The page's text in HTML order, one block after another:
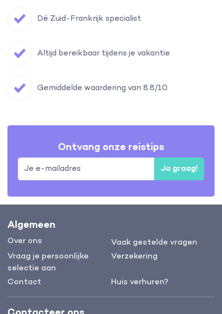
Dé Zuid-Frankrijk specialist
Altijd bereikbaar tijdens je vakantie
Gemiddelde waardering van 8.8/10.
Ontvang onze reistips
Ja graag!
Algemeen
Over ons
Vaak gestelde vragen
Vraag je persoonlijke
selectie aan
Verzekering
Contact Huis verhuren?